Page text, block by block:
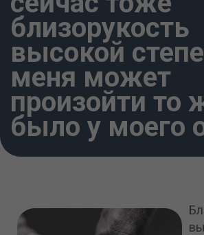
близорукость
высокой
меня может
произойти то
было у моего
ACCEPT